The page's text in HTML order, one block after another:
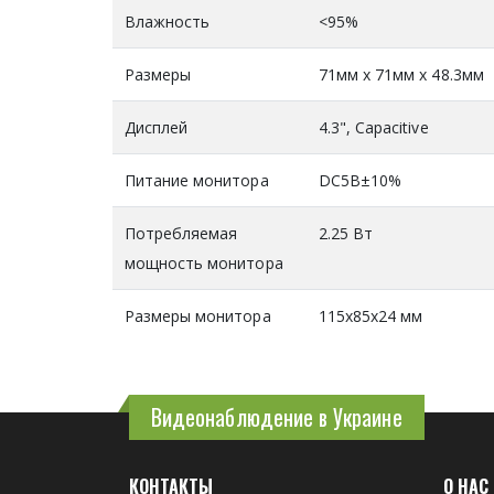
Влажность <95%
Размеры 71мм x 71мм x 48.3мм
Дисплей 4.3", Capacitive
Питание монитора DC5В±10%
Потребляемая
мощность монитора
2.25 Вт
Размеры монитора 115x85x24 мм
Видеонаблюдение в Украине
КОНТАКТЫ О НАС